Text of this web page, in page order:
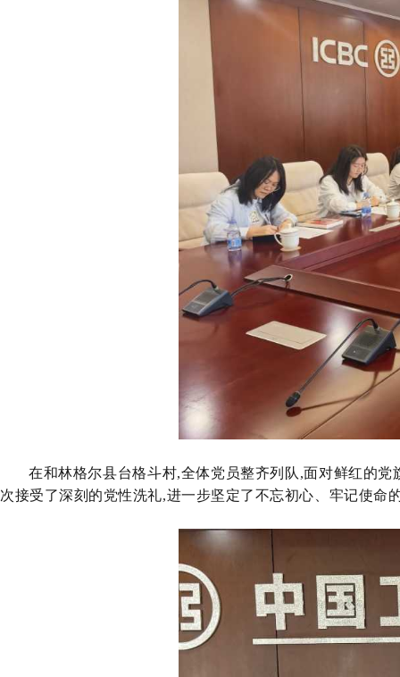
在和林格尔县台格斗村,全体党员整齐列队,面对鲜红的党
次接受了深刻的党性洗礼,进一步坚定了不忘初心、牢记使命